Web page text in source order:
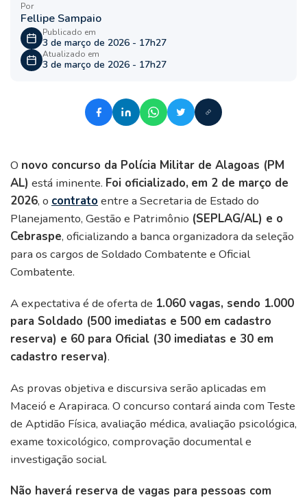
Por
Fellipe Sampaio
Publicado em
3 de março de 2026 - 17h27
Atualizado em
3 de março de 2026 - 17h27
O novo concurso da Polícia Militar de Alagoas (PM
AL) está iminente. Foi oficializado, em 2 de março de
2026, o contrato entre a Secretaria de Estado do
Planejamento, Gestão e Patrimônio (SEPLAG/AL) e o
Cebraspe, oficializando a banca organizadora da seleção
para os cargos de Soldado Combatente e Oficial
Combatente.
A expectativa é de oferta de 1.060 vagas, sendo 1.000
para Soldado (500 imediatas e 500 em cadastro
reserva) e 60 para Oficial (30 imediatas e 30 em
cadastro reserva).
As provas objetiva e discursiva serão aplicadas em
Maceió e Arapiraca. O concurso contará ainda com Teste
de Aptidão Física, avaliação médica, avaliação psicológica,
exame toxicológico, comprovação documental e
investigação social.
Não haverá reserva de vagas para pessoas com